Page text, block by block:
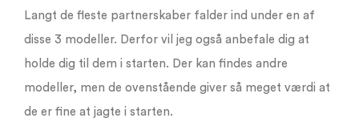
Langt de fleste partnerskaber falder ind under en af
disse 3 modeller. Derfor vil jeg også anbefale dig at
holde dig til dem i starten. Der kan findes andre
modeller, men de ovenstående giver så meget værdi at
de er fine at jagte i starten.